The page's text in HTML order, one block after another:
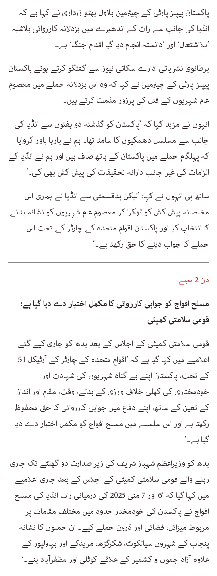
پاکستان پیپلز پارٹی کے چیئرمین بلاول بھٹو زرداری نے کہا ہے کہ
انڈیا کی جانب سے رات کے اندھیرے میں بزدلانہ کارروائی بلاشبہ
’بلااشتعال‘ اور ’دانستہ انجام دیا گیا اقدام جنگ‘ ہے۔
برطانوی نشریاتی ادارے سکائی نیوز سے گفتگو کرتے ہوئے پاکستان
پیپلز پارٹی کے چیئرمین نے کہا کہ وہ اس بزدلانہ حملے میں معصوم
عام شہریوں کے قتل کی پرزور مذمت کرتے ہیں۔
انہوں نے مزید کہا کہ ’پاکستان کو گذشتہ دو ہفتوں سے انڈیا کی
جانب سے مسلسل دھمکیوں کا سامنا تھا۔ ہم نے بارہا باور کروایا
کہ پہلگام حملے میں پاکستان کے ہاتھ صاف ہیں اور ہم نے انڈیا کے
الزامات کی غیر جانب دارانہ تحقیقات کی پیش کش بھی کی۔‘
ساتھ ہی انہوں نے کہا: ’لیکن بدقسمتی سے انڈیا نے ہماری اس
مخلصانہ پیش کش کو ٹھکرا کر معصوم عام شہریوں کو نشانہ بنانے
کا انتخاب کیا اور پاکستان اقوام متحدہ کے چارٹر کے تحت اس
حملے کا جواب دینے کا حق رکھتا ہے۔‘
دن 2 بجے
مسلح افواج کو جوابی کارروائی کا مکمل اختیار دے دیا گیا ہے:
قومی سلامتی کمیٹی
قومی سلامتی کمیٹی کے اجلاس کے بعد بدھ کو جاری کیے گئے
اعلامیے میں کہا گیا ہے کہ ’اقوامِ متحدہ کے چارٹر کے آرٹیکل 51
کے تحت، پاکستان اپنے بے گناہ شہریوں کی شہادت اور
خودمختاری کی کھلی خلاف ورزی کے بدلے، وقت، مقام اور انداز
کے تعین کے ساتھ، اپنے دفاع میں جوابی کارروائی کا حق محفوظ
رکھتا ہے اور اس سلسلے میں مسلح افواج کو مکمل اختیار دے دیا
گیا ہے۔‘
بدھ کو وزیراعظم شہباز شریف کی زیر صدارت دو گھنٹے تک جاری
رہنے والے قومی سلامتی کمیٹی کے اجلاس کے بعد جاری اعلامیے
میں کہا گیا کہ ’6 اور 7 مئی 2025 کی درمیانی رات انڈیا کی مسلح
افواج نے پاکستان کی خودمختار حدود میں مختلف مقامات پر
مربوط میزائل، فضائی اور ڈرون حملے کیے۔ ان حملوں کا نشانہ
پنجاب کے شہروں سیالکوٹ، شکرگڑھ، مریدکے اور بہاولپور کے
علاوہ آزاد جموں و کشمیر کے علاقے کوٹلی اور مظفرآباد بنے۔‘